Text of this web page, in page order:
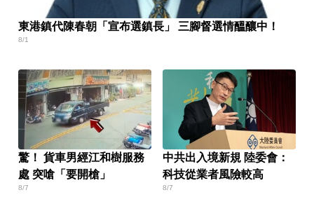
東港鎮代陳春朝「宣布選鎮長」 三腳督選情醞釀中！
8/1
驚！ 貨車男經江和樹服務
處 突嗆「要開槍」
8/7
中共出入境新規 陸委會：
科技從業者風險較高
8/7